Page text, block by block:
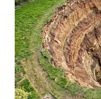
PRIANGAN
TIMUR
WN
SEMARANG